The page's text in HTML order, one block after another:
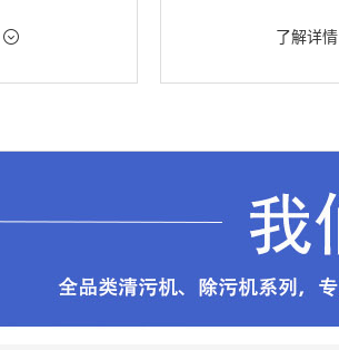
价格：1898元/台
机
了解详情